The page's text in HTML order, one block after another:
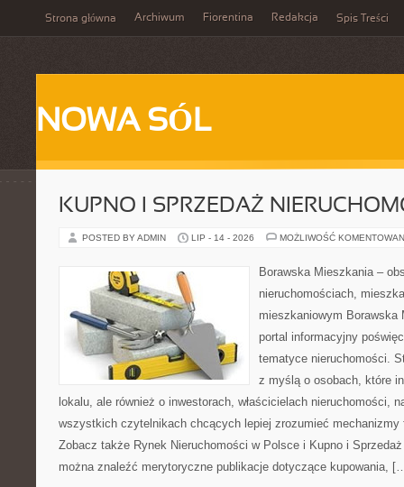
Strona główna Archiwum Fiorentina Redakcja Spis Treści
NOWA SÓL
KUPNO I SPRZEDAŻ
POSTED BY ADMIN LIP - 14 - 2026 MOŻLIWOŚĆ
Borawska Mieszkania –
nieruchomościach,
mieszkaniowym Borawska
portal informacyjny
tematyce nieruchomości.
z myślą o osobach, które
lokalu, ale również o inwestorach, właścicielach nieruchomości,
wszystkich czytelnikach chcących lepiej zrozumieć mechanizmy
Zobacz także Rynek Nieruchomości w Polsce i Kupno i
można znaleźć merytoryczne publikacje dotyczące kupowania,